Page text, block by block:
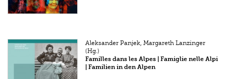
Aleksander Panjek, Margareth Lanzinger
(Hg.)
Familles dans les Alpes | Famiglie nelle Alpi
| Familien in den Alpen